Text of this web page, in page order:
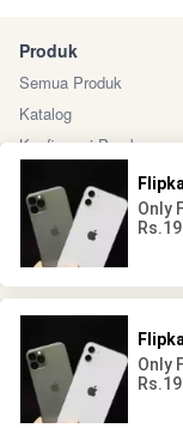
Produk
Semua Produk
Katalog
Konfirmasi
Sosial Media
@